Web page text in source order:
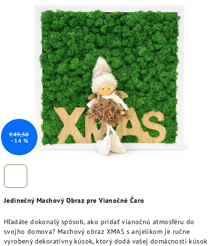
Jedinečný Machový Obraz pre Vianočné Čaro
Hľadáte dokonalý spôsob, ako pridať vianočnú atmosféru do
svojho domova? Machový obraz XMAS s anjelikom je ručne
vyrobený dekoratívny kúsok, ktorý dodá vašej domácnosti kúsok
je
5,0
z
5
hviezdičiek.
€49,50
–14 %